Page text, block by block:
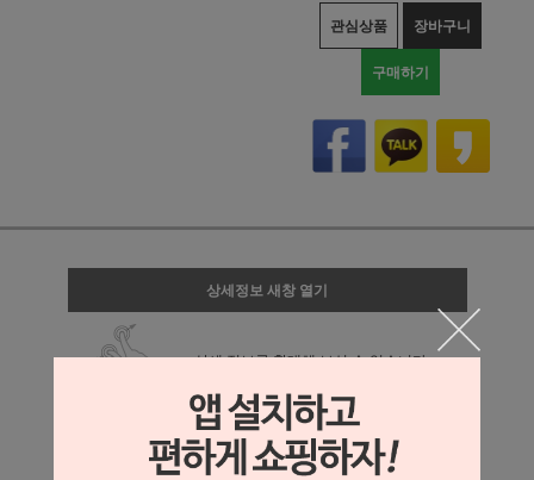
관심상품 장바구니
구매하기
상세정보 새창 열기
상세 정보를 확대해 보실 수 있습니다.